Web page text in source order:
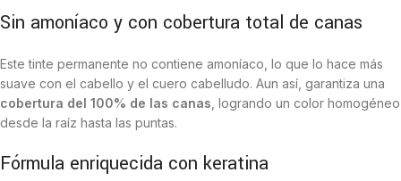
Sin amoníaco y con cobertura total de canas
Este tinte permanente no contiene amoníaco, lo que lo hace más
suave con el cabello y el cuero cabelludo. Aun así, garantiza una
cobertura del 100% de las canas , logrando un color homogéneo
desde la raíz hasta las puntas.
Fórmula enriquecida con keratina